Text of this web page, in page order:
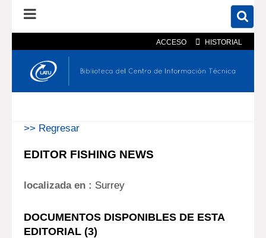
ACCESO HISTORIAL
En el catálogo En el sitio
>> Regresar
EDITOR FISHING NEWS
localizada en : Surrey
DOCUMENTOS DISPONIBLES DE ESTA
EDITORIAL (3)